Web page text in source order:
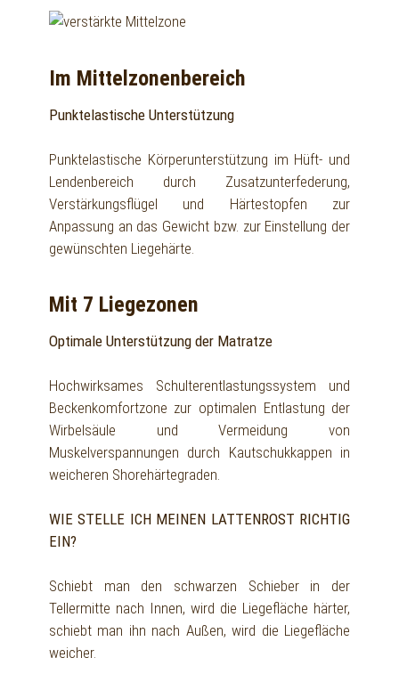
Im Mittelzonenbereich
Punktelastische Unterstützung
Punktelastische Körperunterstützung im Hüft- und
Lendenbereich durch Zusatzunterfederung,
Verstärkungsflügel und Härtestopfen zur
Anpassung an das Gewicht bzw. zur Einstellung der
gewünschten Liegehärte.
Mit 7 Liegezonen
Optimale Unterstützung der Matratze
Hochwirksames Schulterentlastungssystem und
Beckenkomfortzone zur optimalen Entlastung der
Wirbelsäule und Vermeidung von
Muskelverspannungen durch Kautschukkappen in
weicheren Shorehärtegraden.
WIE STELLE ICH MEINEN LATTENROST RICHTIG
EIN?
Schiebt man den schwarzen Schieber in der
Tellermitte nach Innen, wird die Liegefläche härter,
schiebt man ihn nach Außen, wird die Liegefläche
weicher.